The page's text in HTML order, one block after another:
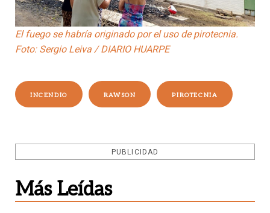
El fuego se habría originado por el uso de pirotecnia.
Foto: Sergio Leiva / DIARIO HUARPE
INCENDIO RAWSON PIROTECNIA
PUBLICIDAD
Más Leídas